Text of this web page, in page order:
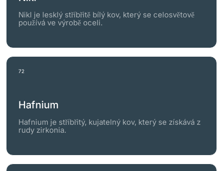
Nikl je lesklý stříbřitě bílý kov, který se celosvětově
používá ve výrobě oceli.
72
Hafnium
Hafnium je stříbřitý, kujatelný kov, který se získává z
rudy zirkonia.